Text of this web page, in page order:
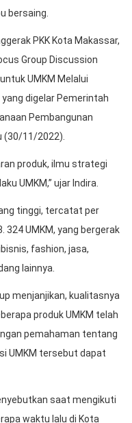
bersaing.
PKK Kota Makassar,
Group Discussion
UMKM Melalui
digelar Pemerintah
Pembangunan
(30/11/2022).
produk, ilmu strategi
UMKM,” ujar Indira.
tinggi, tercatat per
324 UMKM, yang bergerak
fashion, jasa,
lainnya.
menjanjikan, kualitasnya
produk UMKM telah
pemahaman tentang
UMKM tersebut dapat
saat mengikuti
waktu lalu di Kota